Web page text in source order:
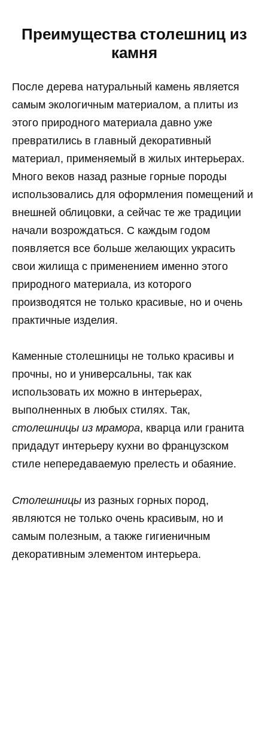
Преимущества столешниц из
камня
После дерева натуральный камень является
самым экологичным материалом, а плиты из
этого природного материала давно уже
превратились в главный декоративный
материал, применяемый в жилых интерьерах.
Много веков назад разные горные породы
использовались для оформления помещений и
внешней облицовки, а сейчас те же традиции
начали возрождаться. С каждым годом
появляется все больше желающих украсить
свои жилища с применением именно этого
природного материала, из которого
производятся не только красивые, но и очень
практичные изделия.
Каменные столешницы не только красивы и
прочны, но и универсальны, так как
использовать их можно в интерьерах,
выполненных в любых стилях. Так,
столешницы из мрамора, кварца или гранита
придадут интерьеру кухни во французском
стиле непередаваемую прелесть и обаяние.
Столешницы из разных горных пород,
являются не только очень красивым, но и
самым полезным, а также гигиеничным
декоративным элементом интерьера.